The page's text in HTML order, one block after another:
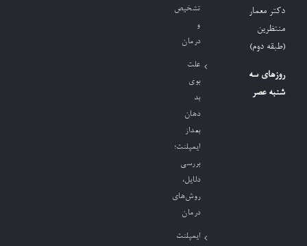
دکتر معمار
منتظرین
(طبقه دوم)
روزهای سه
شنبه عصر
تشخیص
و
درمان
علت
بوی
بد
دهان
بعداز
ایمپلنت؛
بررسی
دلایل،
روش‌های
درمان
ایمپلنت